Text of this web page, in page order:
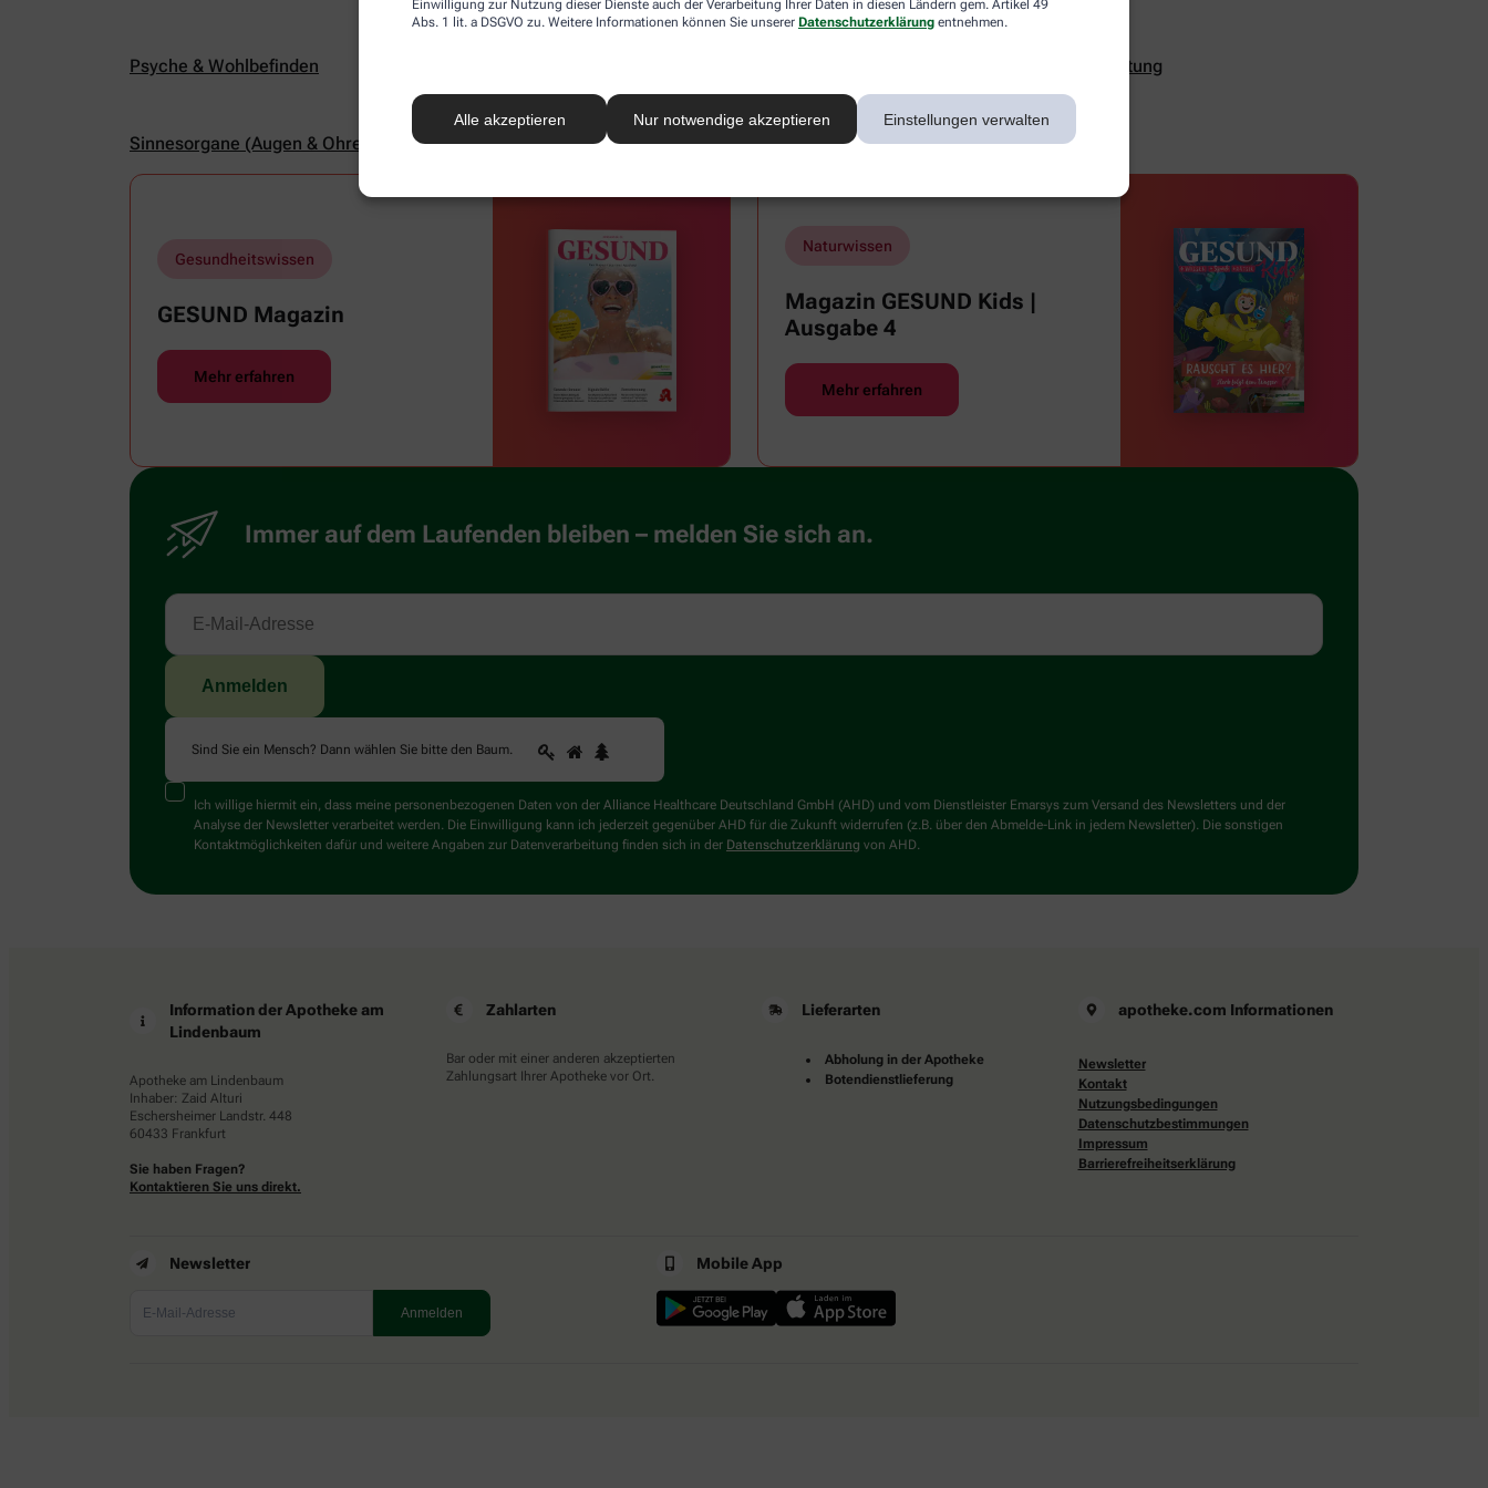
Einwilligung zur Nutzung dieser Dienste auch der Verarbeitung Ihrer Daten in diesen Ländern gem. Artikel 49
Abs. 1 lit. a DSGVO zu. Weitere Informationen können Sie unserer Datenschutzerklärung entnehmen.
Alle akzeptieren Nur notwendige akzeptieren Einstellungen verwalten
Psyche & Wohlbefinden Sexualität und Verhütung
Sinnesorgane (Augen & Ohren) Zähne und Mundgesundheit
Gesundheitswissen
GESUND Magazin
Mehr erfahren
Naturwissen
Magazin GESUND Kids |
Ausgabe 4
Mehr erfahren
Immer auf dem Laufenden bleiben – melden Sie sich an.
Sind Sie ein Mensch? Dann wählen Sie bitte den Baum
Sind
Sie
ein
Mensch?
Dann
wählen
1 2
Ich willige hiermit ein, dass meine personenbezogenen Daten von der Alliance Healthcare Deutschland GmbH (AHD) und vom Dienstleister Emarsys zum Versand des Newsletters und der
Analyse der Newsletter verarbeitet werden. Die Einwilligung kann ich jederzeit gegenüber AHD für die Zukunft widerrufen (z.B. über den Abmelde-Link in jedem Newsletter). Die sonstigen
Kontaktmöglichkeiten dafür und weitere Angaben zur Datenverarbeitung finden sich in der Datenschutzerklärung von AHD.
Information der Apotheke am
Lindenbaum
Apotheke am Lindenbaum
Inhaber: Zaid Alturi
Eschersheimer Landstr. 448
60433 Frankfurt
Sie haben Fragen?
Kontaktieren Sie uns direkt.
Zahlarten
Bar oder mit einer anderen akzeptierten
Zahlungsart Ihrer Apotheke vor Ort.
Lieferarten
Abholung in der Apotheke
Botendienstlieferung
apotheke.com Informationen
Newsletter
Kontakt
Nutzungsbedingungen
Datenschutzbestimmungen
Impressum
Barrierefreiheitserklärung
Newsletter Mobile App